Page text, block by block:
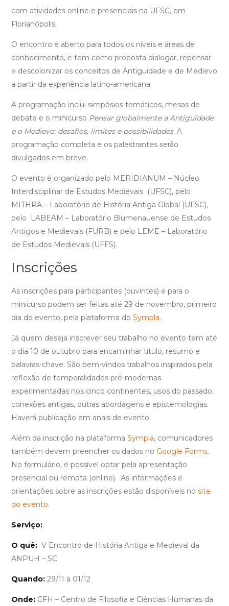
para
o
Encontro
do
GT
Antiga
e
–
SC
com atividades online e presenciais na UFSC, em
Florianópolis.
O encontro é aberto para todos os níveis e áreas de
conhecimento, e tem como proposta dialogar, repensar
e descolonizar os conceitos de Antiguidade e de Medievo
a partir da experiência latino-americana.
A programação inclui simpósios temáticos, mesas de
debate e o minicurso Pensar globalmente a Antiguidade
e o Medievo: desafios, limites e possibilidades. A
programação completa e os palestrantes serão
divulgados em breve.
O evento é organizado pelo MERIDIANUM – Núcleo
Interdisciplinar de Estudos Medievais (UFSC), pelo
MITHRA – Laboratório de História Antiga Global (UFSC),
pelo LABEAM – Laboratório Blumenauense de Estudos
Antigos e Medievais (FURB) e pelo LEME – Laboratório
de Estudos Medievais (UFFS).
Inscrições
As inscrições para participantes (ouvintes) e para o
minicurso podem ser feitas até 29 de novembro, primeiro
dia do evento, pela plataforma doSympla.
Já quem deseja inscrever seu trabalho no evento tem até
o dia 10 de outubro para encaminhar título, resumo e
palavras-chave. São bem-vindos trabalhos inspirados pela
reflexão de temporalidades pré-modernas
experimentadas nos cinco continentes, usos do passado,
conexões antigas, outras abordagens e epistemologias.
Haverá publicação em anais de evento.
Além da inscrição na plataformaSympla, comunicadores
também devem preencher os dados no Google Forms.
No formulário, é possível optar pela apresentação
presencial ou remota (online). As informações e
orientações sobre as inscrições estão disponíveis no site
do evento.
Serviço:
O quê:V Encontro de História Antiga e Medieval da
ANPUH – SC
Quando:29/11 a 01/12
Onde: CFH – Centro de Filosofia e Ciências Humanas da